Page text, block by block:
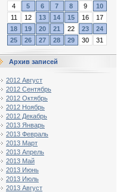
4
5 6 7 8 9
10
11
12 13 14 15 16
17
18
19 20 21 22 23
24
25
26 27 28 29 30 31
Архив записей
2012 Август
2012 Сентябрь
2012 Октябрь
2012 Ноябрь
2012 Декабрь
2013 Январь
2013 Февраль
2013 Март
2013 Апрель
2013 Май
2013 Июнь
2013 Июль
2013 Август